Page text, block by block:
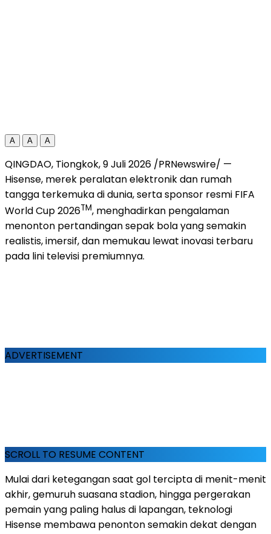
A A A
QINGDAO, Tiongkok, 9 Juli 2026 /PRNewswire/ —
Hisense, merek peralatan elektronik dan rumah
tangga terkemuka di dunia, serta sponsor resmi FIFA
World Cup 2026TM, menghadirkan pengalaman
menonton pertandingan sepak bola yang semakin
realistis, imersif, dan memukau lewat inovasi terbaru
pada lini televisi premiumnya.
ADVERTISEMENT
SCROLL TO RESUME CONTENT
Mulai dari ketegangan saat gol tercipta di menit-menit
akhir, gemuruh suasana stadion, hingga pergerakan
pemain yang paling halus di lapangan, teknologi
Hisense membawa penonton semakin dekat dengan